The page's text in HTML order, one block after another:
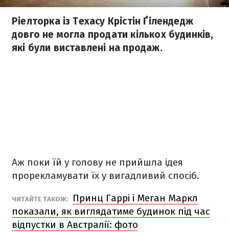
Ріелторка із Техасу Крістін Ґілендедж
довго не могла продати кількох будинків,
які були виставлені на продаж.
Аж поки їй у голову не прийшла ідея
прорекламувати їх у вигадливий спосіб.
ЧИТАЙТЕ ТАКОЖ:
Принц Гаррі і Меган Маркл
показали, як виглядатиме будинок під час
відпустки в Австралії: фото